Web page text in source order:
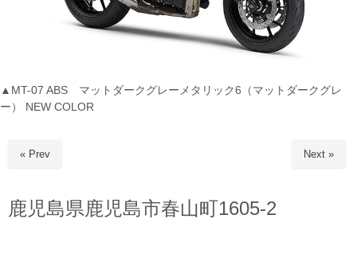
▲MT-07 ABS マットダークグレーメタリック6（マットダークグレ
ー） NEW COLOR
« Prev Next »
鹿児島県鹿児島市春山町1605-2